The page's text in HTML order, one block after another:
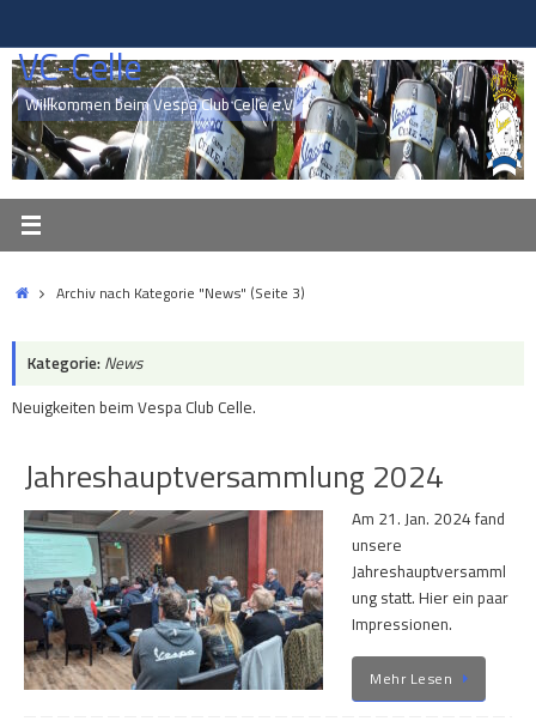
springen
VC-Celle
Willkommen beim Vespa Club Celle e.V.
StartArchiv nach Kategorie "News" (Seite 3)
Kategorie: News
Neuigkeiten beim Vespa Club Celle.
Jahreshauptversammlung 2024
Am 21. Jan. 2024 fand
unsere
Jahreshauptversamml
ung statt. Hier ein paar
Impressionen.
Mehr Lesen